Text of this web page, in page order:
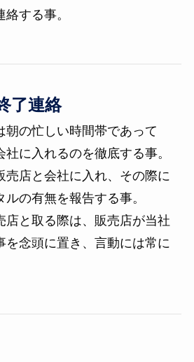
する事。
了連絡
朝の忙しい時間帯であって
に入れるのを徹底する事。
売店と会社に入れ、その際に
の有無を報告する事。
店と取る際は、販売店が当社
を念頭に置き、言動には常に